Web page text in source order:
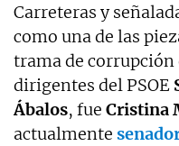
Carreteras y
como una de las
trama de corrupción
dirigentes del PSOE
Ábalos, fue Cristina
actualmente